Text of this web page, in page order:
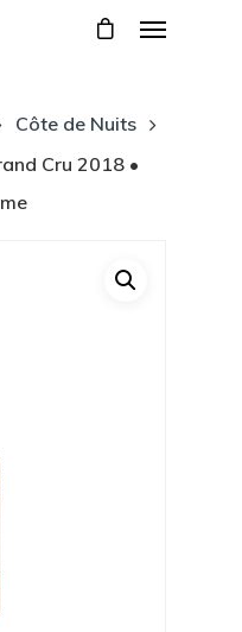
Côte de Nuits
Cru 2018 •